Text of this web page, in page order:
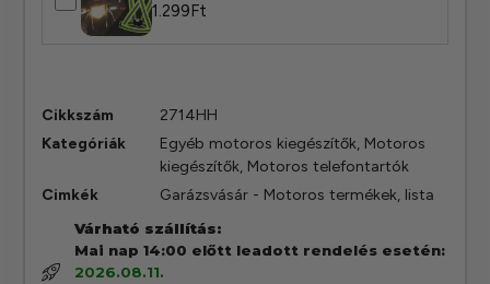
1.299Ft
Cikkszám
2714HH
Kategóriák
Egyéb motoros kiegészítők, Motoros
kiegészítők, Motoros telefontartók
Cimkék
Garázsvásár - Motoros termékek, lista
Várható szállítás:
Mai nap 14:00 előtt leadott rendelés esetén:
2026.08.11.